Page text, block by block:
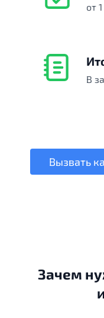
от
В
Вызвать
Зачем